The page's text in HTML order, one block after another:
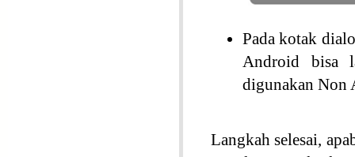
Pada kotak
Android bisa
digunakan
Langkah selesai,